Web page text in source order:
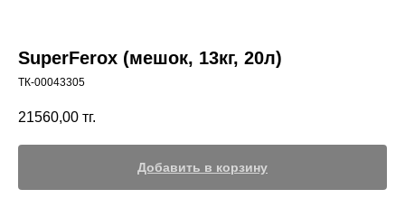
SuperFerox (мешок, 13кг, 20л)
ТК-00043305
21560,00 тг.
Добавить в корзину